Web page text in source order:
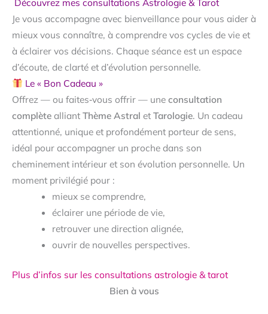
Je vous accompagne avec bienveillance pour vous aider à
mieux vous connaître, à comprendre vos cycles de vie et
à éclairer vos décisions. Chaque séance est un espace
d’écoute, de clarté et d’évolution personnelle.
Le « Bon Cadeau »
Offrez — ou faites‑vous offrir — une consultation
complète alliant Thème Astral et Tarologie. Un cadeau
attentionné, unique et profondément porteur de sens,
idéal pour accompagner un proche dans son
cheminement intérieur et son évolution personnelle. Un
moment privilégié pour :
mieux se comprendre,
éclairer une période de vie,
retrouver une direction alignée,
ouvrir de nouvelles perspectives.
Plus d’infos sur les consultations astrologie & tarot
Bien à vous